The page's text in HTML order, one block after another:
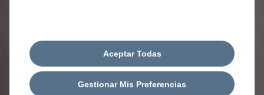
Número de matrícula
Gestionar Mis Preferencias
Aceptar Todas